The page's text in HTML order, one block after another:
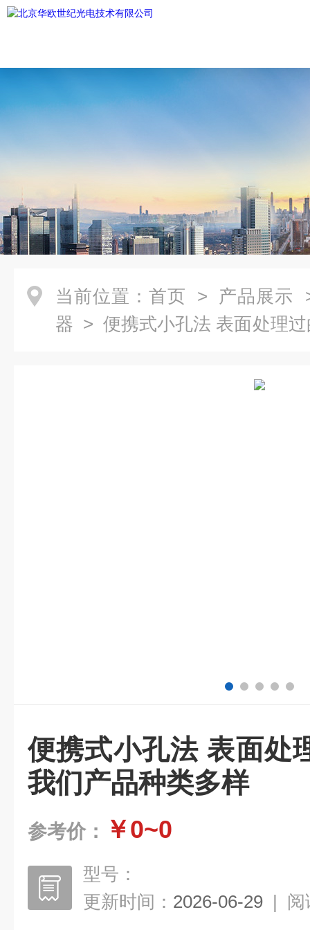
当前位置： 首页 > 产品展示
器 > 便携式小孔法 表面处理
便携式小孔法 表面处
我们产品种类多样
参考价： ￥0~0
型号：
更新时间： 2026-06-29 | 阅